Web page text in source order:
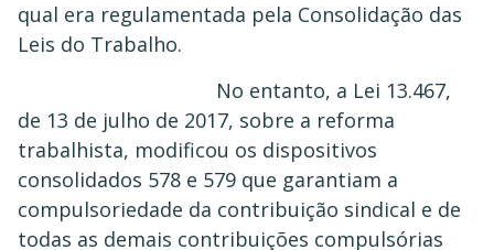
qual era regulamentada pela Consolidação das
Leis do Trabalho.
No entanto, a Lei 13.467,
de 13 de julho de 2017, sobre a reforma
trabalhista, modificou os dispositivos
consolidados 578 e 579 que garantiam a
compulsoriedade da contribuição sindical e de
todas as demais contribuições compulsórias